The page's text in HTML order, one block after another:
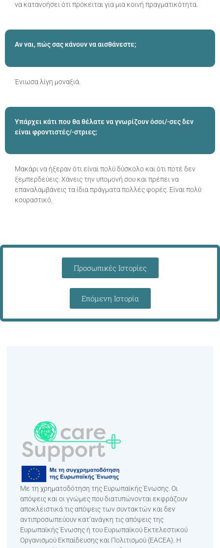
να κατανοήσει ότι πρόκειται για μια κοινή πραγματικότητα.
Αν ναι, πώς σας κάνουν να αισθάνεστε;
Ένιωσα λίγη μοναξιά.
Υπάρχει κάτι που θα θέλατε να γνωρίζουν όσοι/-σες δεν
είναι φροντιστές/-στριες;
Μακάρι να ήξεραν ότι είναι πολύ δύσκολο και ότι ποτέ δεν
ξεμπερδεύεις. Χάνεις την υπομονή σου και πρέπει να
επαναλαμβάνεις τα ίδια πράγματα πολλές φορές. Είναι πολύ
κουραστικό.
Προσωπικές Ιστορίες
Επόμενη Ιστορία
Με τη χρηματοδότηση της Ευρωπαϊκής Ένωσης. Οι
απόψεις και οι γνώμες που διατυπώνονται εκφράζουν
αποκλειστικά τις απόψεις των συντακτών και δεν
αντιπροσωπεύουν κατ’ανάγκη τις απόψεις της
Ευρωπαϊκής Ένωσης ή του Ευρωπαϊκού Εκτελεστικού
Οργανισμού Εκπαίδευσης και Πολιτισμού (EACEA). Η